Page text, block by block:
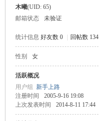
木曦(UID: 65)
邮箱状态
未验证
统计信息 好友数 0 回帖数 134
性别 女
活跃概况
用户组 新手上路
注册时间
2005-9-16 19:08
上次发表时间
2014-8-11 17:44